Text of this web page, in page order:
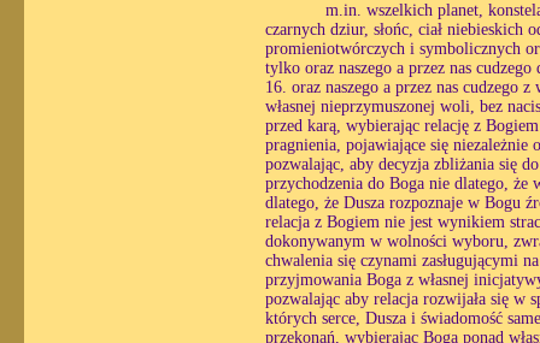
m.in. wszelkich planet,
czarnych dziur, słońc, ciał niebieskich
promieniotwórczych i symbolicznych
tylko oraz naszego a przez nas
16. oraz naszego a przez nas cudzego
własnej nieprzymuszonej woli, bez
przed karą, wybierając relację z
pragnienia, pojawiające się
pozwalając, aby decyzja zbliżania się
przychodzenia do Boga nie dlatego, że
dlatego, że Dusza rozpoznaje w Bogu
relacja z Bogiem nie jest wynikiem
dokonywanym w wolności wyboru,
chwalenia się czynami zasługującymi
przyjmowania Boga z własnej
pozwalając aby relacja rozwijała się w
których serce, Dusza i świadomość
przekonań, wybierając Boga ponad